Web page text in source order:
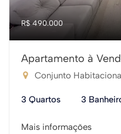
R$ 490.000
Apartamento à
Conjunto
3 Quartos 3
Mais informações